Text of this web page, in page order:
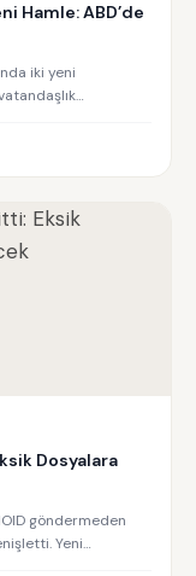
Hamle: ABD’de
iki yeni
Dosyalara
göndermeden
Yeni